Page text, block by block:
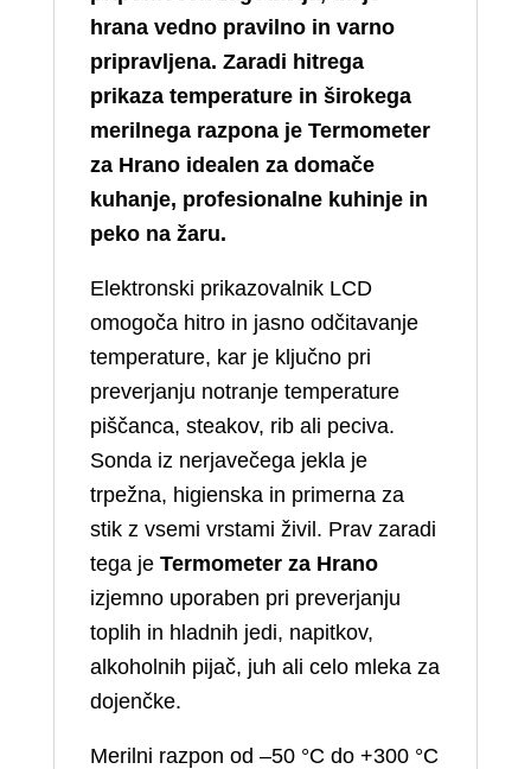
hrana vedno pravilno in varno
pripravljena. Zaradi hitrega
prikaza temperature in širokega
merilnega razpona je Termometer
za Hrano idealen za domače
kuhanje, profesionalne kuhinje in
peko na žaru.
Elektronski prikazovalnik LCD
omogoča hitro in jasno odčitavanje
temperature, kar je ključno pri
preverjanju notranje temperature
piščanca, steakov, rib ali peciva.
Sonda iz nerjavečega jekla je
trpežna, higienska in primerna za
stik z vsemi vrstami živil. Prav zaradi
tega je Termometer za Hrano
izjemno uporaben pri preverjanju
toplih in hladnih jedi, napitkov,
alkoholnih pijač, juh ali celo mleka za
dojenčke.
Merilni razpon od –50 °C do +300 °C